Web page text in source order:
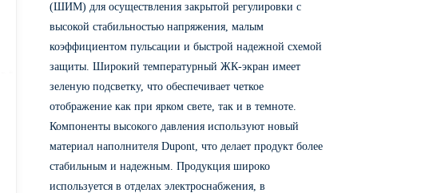
(ШИМ) для осуществления закрытой регулировки с
высокой стабильностью напряжения, малым
коэффициентом пульсации и быстрой надежной схемой
защиты. Широкий температурный ЖК-экран имеет
зеленую подсветку, что обеспечивает четкое
отображение как при ярком свете, так и в темноте.
Компоненты высокого давления используют новый
материал наполнителя Dupont, что делает продукт более
стабильным и надежным. Продукция широко
используется в отделах электроснабжения, в